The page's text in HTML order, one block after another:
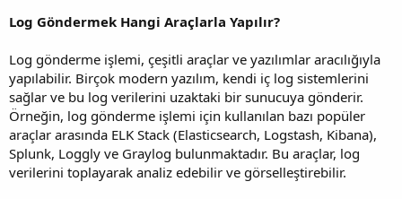
Log Göndermek Hangi Araçlarla Yapılır?
Log gönderme işlemi, çeşitli araçlar ve yazılımlar aracılığıyla
yapılabilir. Birçok modern yazılım, kendi iç log sistemlerini
sağlar ve bu log verilerini uzaktaki bir sunucuya gönderir.
Örneğin, log gönderme işlemi için kullanılan bazı popüler
araçlar arasında ELK Stack (Elasticsearch, Logstash, Kibana),
Splunk, Loggly ve Graylog bulunmaktadır. Bu araçlar, log
verilerini toplayarak analiz edebilir ve görselleştirebilir.